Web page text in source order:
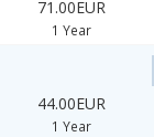
71.00EUR
1 Year
44.00EUR
1 Year